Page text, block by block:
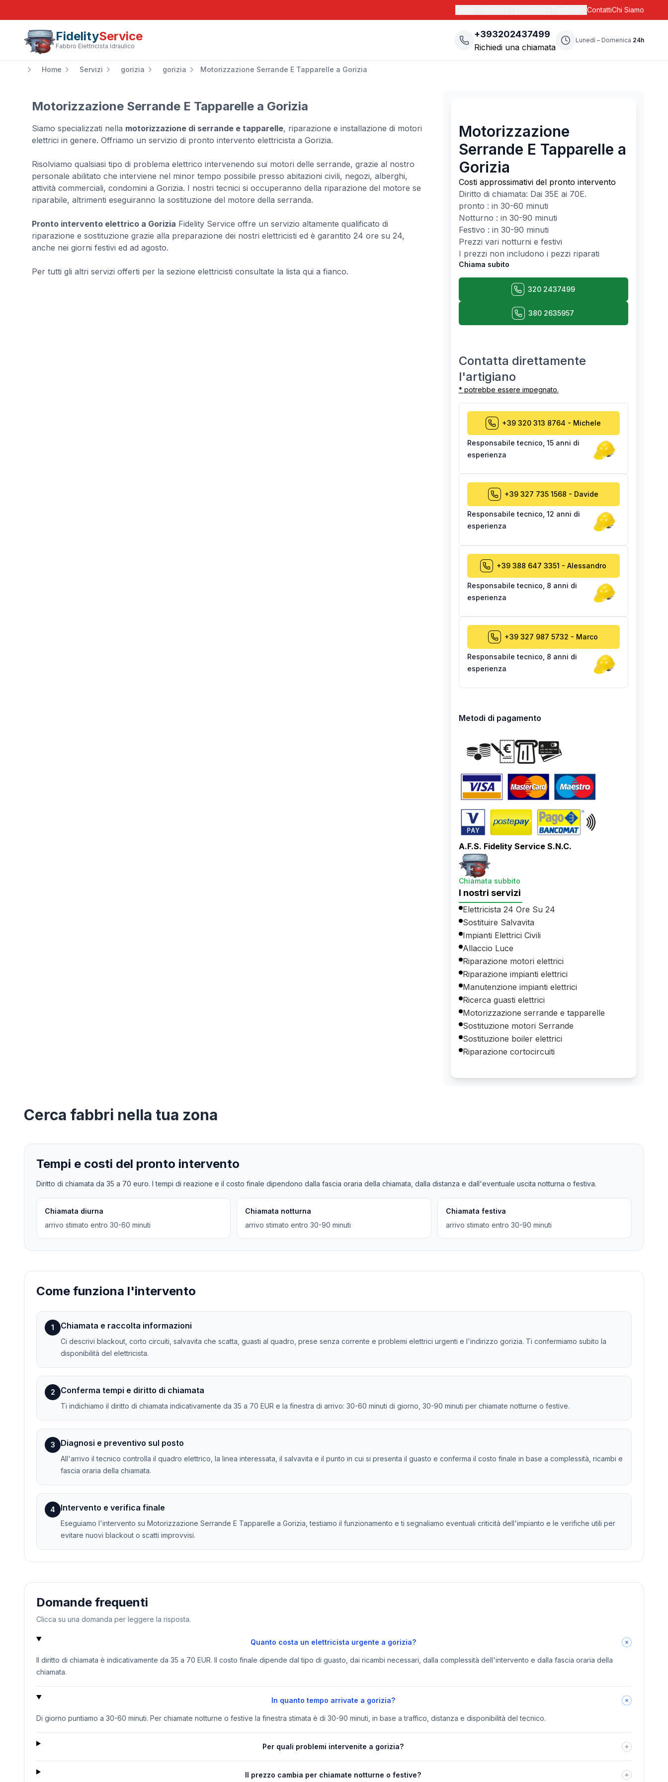
ContattiChi Siamo
FidelityService
Fabbro Elettricista Idraulico
+393202437499
Richiedi una chiamata
Lunedì – Domenica 24h
Home Servizi gorizia gorizia Motorizzazione Serrande E Tapparelle a Gorizia
Motorizzazione Serrande E Tapparelle a Gorizia
Siamo specializzati nella motorizzazione di serrande e tapparelle, riparazione e installazione di motori
elettrici in genere. Offriamo un servizio di pronto intervento elettricista a Gorizia.
Risolviamo qualsiasi tipo di problema elettrico intervenendo sui motori delle serrande, grazie al nostro
personale abilitato che interviene nel minor tempo possibile presso abitazioni civili, negozi, alberghi,
attività commerciali, condomini a Gorizia. I nostri tecnici si occuperanno della riparazione del motore se
riparabile, altrimenti eseguiranno la sostituzione del motore della serranda.
Pronto intervento elettrico a Gorizia Fidelity Service offre un servizio altamente qualificato di
riparazione e sostituzione grazie alla preparazione dei nostri elettricisti ed è garantito 24 ore su 24,
anche nei giorni festivi ed ad agosto.
Per tutti gli altri servizi offerti per la sezione elettricisti consultate la lista qui a fianco.
Motorizzazione
Serrande E Tapparelle a
Gorizia
Costi approssimativi del pronto intervento
Diritto di chiamata: Dai 35E ai 70E.
pronto : in 30-60 minuti
Notturno : in 30-90 minuti
Festivo : in 30-90 minuti
Prezzi vari notturni e festivi
I prezzi non includono i pezzi riparati
Chiama subito
320 2437499
380 2635957
Contatta direttamente
l'artigiano
* potrebbe essere impegnato.
+39 320 313 8764 - Michele
Responsabile tecnico 15 anni di
esperienza
+39 327 735 1568 - Davide
Responsabile tecnico 12 anni di
esperienza
+39 388 647 3351 - Alessandro
Responsabile tecnico 8 anni di
esperienza
+39 327 987 5732 - Marco
Responsabile tecnico 8 anni di
esperienza
Metodi di pagamento
A.F.S. Fidelity Service S.N.C.
Chiamata subbito
I nostri servizi
Elettricista 24 Ore Su 24
Sostituire Salvavita
Impianti Elettrici Civili
Allaccio Luce
Riparazione motori elettrici
Riparazione impianti elettrici
Manutenzione impianti elettrici
Ricerca guasti elettrici
Motorizzazione serrande e tapparelle
Sostituzione motori Serrande
Sostituzione boiler elettrici
Riparazione cortocircuiti
Cerca fabbri nella tua zona
Tempi e costi del pronto intervento
Diritto di chiamata da 35 a 70 euro. I tempi di reazione e il costo finale dipendono dalla fascia oraria della chiamata, dalla distanza e dall'eventuale uscita notturna o festiva.
Chiamata diurna
arrivo stimato entro 30-60 minuti
Chiamata notturna
arrivo stimato entro 30-90 minuti
Chiamata festiva
arrivo stimato entro 30-90 minuti
Come funziona l'intervento
1 Chiamata e raccolta informazioni
Ci descrivi blackout, corto circuiti, salvavita che scatta, guasti al quadro, prese senza corrente e problemi elettrici urgenti e l'indirizzo gorizia. Ti confermiamo subito la
disponibilità del elettricista.
2 Conferma tempi e diritto di chiamata
Ti indichiamo il diritto di chiamata indicativamente da 35 a 70 EUR e la finestra di arrivo: 30-60 minuti di giorno, 30-90 minuti per chiamate notturne o festive.
3 Diagnosi e preventivo sul posto
All'arrivo il tecnico controlla il quadro elettrico, la linea interessata, il salvavita e il punto in cui si presenta il guasto e conferma il costo finale in base a complessità, ricambi e
fascia oraria della chiamata.
4 Intervento e verifica finale
Eseguiamo l'intervento su Motorizzazione Serrande E Tapparelle a Gorizia, testiamo il funzionamento e ti segnaliamo eventuali criticità dell'impianto e le verifiche utili per
evitare nuovi blackout o scatti improvvisi.
Domande frequenti
Clicca su una domanda per leggere la risposta.
Quanto costa un elettricista urgente a gorizia?
Il diritto di chiamata è indicativamente da 35 a 70 EUR. Il costo finale dipende dal tipo di guasto, dai ricambi necessari, dalla complessità dell'intervento e dalla fascia oraria della
chiamata.
In quanto tempo arrivate a gorizia?
Di giorno puntiamo a 30-60 minuti. Per chiamate notturne o festive la finestra stimata è di 30-90 minuti, in base a traffico, distanza e disponibilità del tecnico.
Per quali problemi intervenite a gorizia?
Il prezzo cambia per chiamate notturne o festive?